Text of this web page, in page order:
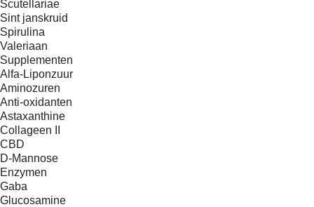
Scutellariae
Sint janskruid
Spirulina
Valeriaan
Supplementen
Alfa-Liponzuur
Aminozuren
Anti-oxidanten
Astaxanthine
Collageen II
CBD
D-Mannose
Enzymen
Gaba
Glucosamine